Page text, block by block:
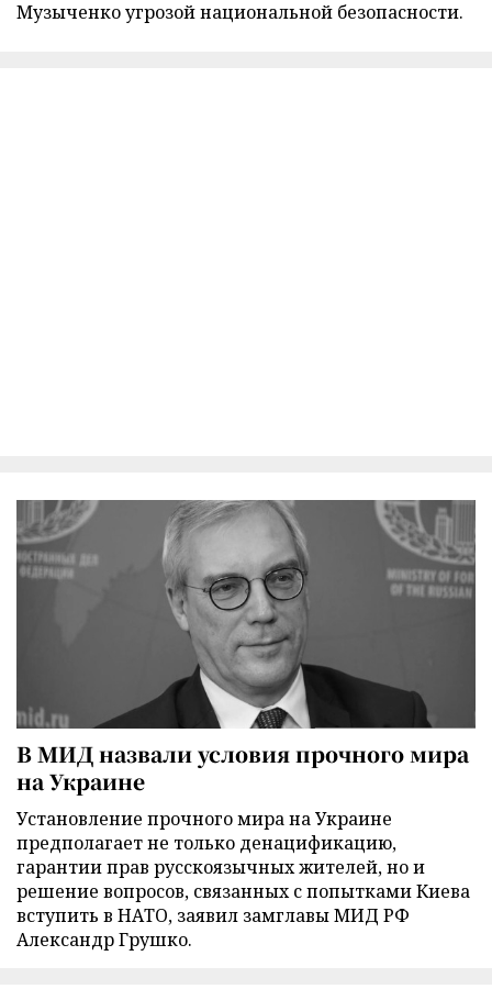
Музыченко угрозой национальной безопасности.
В МИД назвали условия прочного мира
на Украине
Установление прочного мира на Украине
предполагает не только денацификацию,
гарантии прав русскоязычных жителей, но и
решение вопросов, связанных с попытками Киева
вступить в НАТО, заявил замглавы МИД РФ
Александр Грушко.